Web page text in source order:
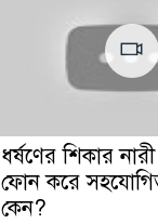
ধর্ষণের শিকার
ফোন করে
কেন?